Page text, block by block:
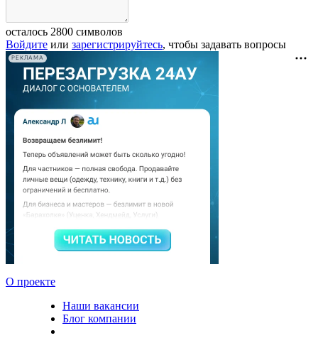
осталось 2800 символов
Войдите или зарегистрируйтесь, чтобы задавать вопросы
РЕКЛАМА
О проекте
Наши вакансии
Блог компании